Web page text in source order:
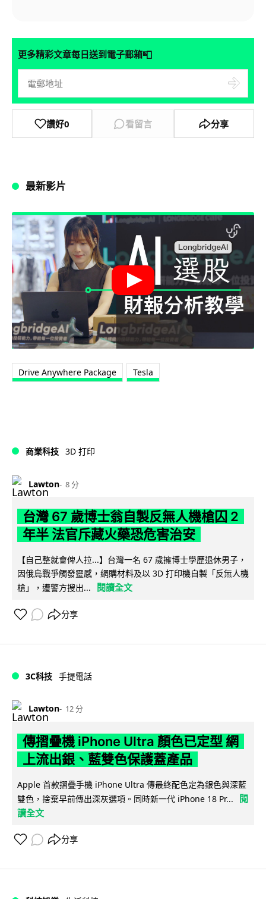
更多精彩文章每日送到電子郵箱📮
讚好0 看留言 分享
最新影片
Drive Anywhere Package Tesla
商業科技 3D 打印
Lawton 8 分
台灣 67 歲博士翁自製反無人機槍囚 2
年半 法官斥藏火藥恐危害治安
【自己整就會俾人拉...】台灣一名 67 歲擁博士學歷退休男子，
因俄烏戰爭觸發靈感，網購材料及以 3D 打印機自製「反無人機
槍」，遭警方搜出...
閱讀全文
分享
3C科技 手提電話
Lawton 12 分
傳摺疊機 iPhone Ultra 顏色已定型 網
上流出銀、藍雙色保護蓋產品
Apple 首款摺疊手機 iPhone Ultra 傳最終配色定為銀色與深藍
雙色，捨棄早前傳出深灰選項。同時新一代 iPhone 18 Pr...
閱
讀全文
分享